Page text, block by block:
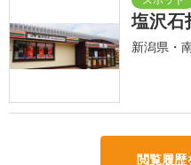
塩沢石
新潟県・
閲覧履歴